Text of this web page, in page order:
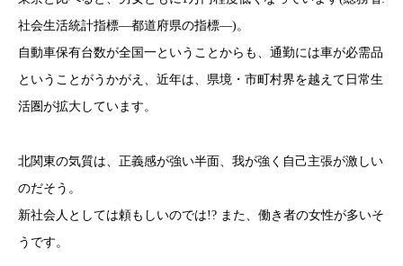
社会生活統計指標―都道府県の指標―)。
自動車保有台数が全国一ということからも、通勤には車が必需品
ということがうかがえ、近年は、県境・市町村界を越えて日常生
活圏が拡大しています。
北関東の気質は、正義感が強い半面、我が強く自己主張が激しい
のだそう。
新社会人としては頼もしいのでは!? また、働き者の女性が多いそ
うです。